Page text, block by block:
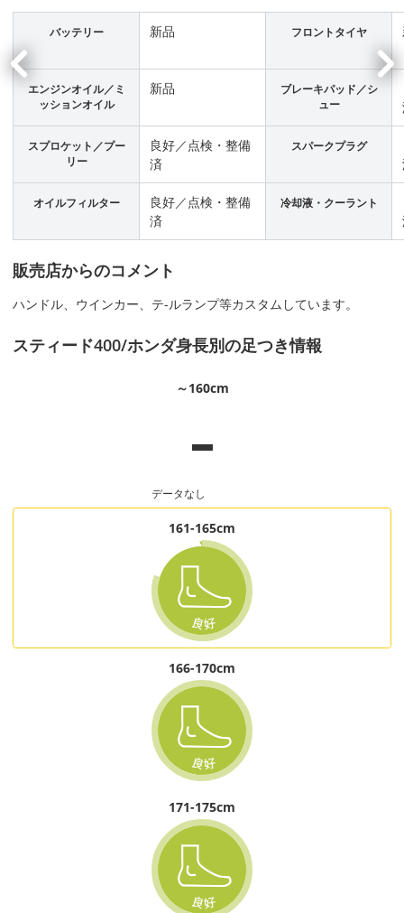
バッテリー 新品 フロントタイヤ
エンジンオイル／ミ
ッションオイル
新品
ブレーキパッド／シ
ュー
スプロケット／プー
リー
良好／点検・整備
済
スパークプラグ
オイルフィルター
良好／点検・整備
済
冷却液・クーラント
販売店からのコメント
ハンドル、ウインカー、テ-ルランプ等カスタムしています。
スティード400/ホンダ身長別の足つき情報
～160cm
-
データなし
161-165cm
166-170cm
171-175cm